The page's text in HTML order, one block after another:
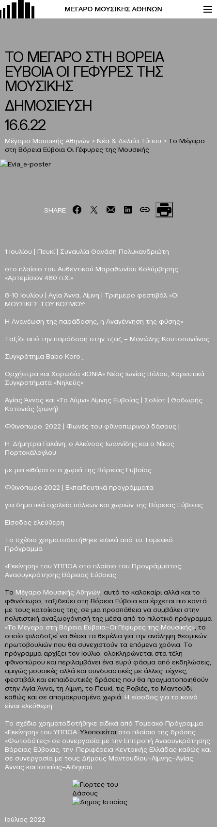
ΤΟ ΜΕΓΑΡΟ ΣΤΗ ΒΟΡΕΙΑ
ΕΥΒΟΙΑ ΟΙ ΓΕΦΥΡΕΣ ΤΗΣ
ΜΟΥΣΙΚΗΣ
ΔΗΜΟΣΙΕΥΣΗ
16.6.22
Μέγαρο Μουσικής Αθηνών > Νέα & Δελτία Τύπου > Το Μέγαρο
στη Βόρεια Εύβοια Οι Γέφυρες της Μουσικής
SHARE
1 Ιουλίου | Πευκί | Συναυλία Θανάση Πολυκανδριώτη
στο πλαίσιο του Aυθεντικού Μαραθωνίου Κολύμβησης
«Αρτεμίσιον 480 π.Χ.»
8-10 Ιουλίου | Αγία Άννα, Λίμνη | Τριήμερο φεστιβάλ «ΟΙ
ΜΟΥΣΙΚΕΣ ΤΟΥ ΚΟΣΜΟΥ:
Η Ανανέωση της παράδοσης, η Αναγέννηση της φύσης»
Ταξίδι από την παράδοση στην τζαζ – Μανώλης Κουτσουνάνος
Συγκρότημα Babo Koro
Ορχήστρα και Χορωδία «ΙΩΝΙΑ» Νέας Ιωνίας Βόλου, Χορευτικά
Συγκροτήματα «Νηλεύς»
Αγίας Άννας και «Το Λύμνι» Λίμνης Ευβοίας | Σολίστ | Θοδωρής
Κοτονιάς (φωνή)
Φθινόπωρο 2022 | Φωνές του φθινοπωρινού δάσους |
Η Δήμητρα Γαλάνη, ο Αλκίνοος Ιωαννίδης και ο Νίκος
Πορτοκάλογλου
με μια κιθάρα στα χωριά της Βόρειας Ευβοίας
Φθινόπωρο 2022 | Εκπαιδευτικά προγράμματα
για δημοτικά σχολεία πόλεων και χωριών της Βόρειας Εύβοιας
Είσοδος ελεύθερη
Το σχέδιο χρηματοδοτήθηκε ειδικά από το Τομεακό
Πρόγραμμα
«Εκκίνηση» του ΥΠΠΟΑ στο πλαίσιο του Προγράμματος
Ανασυγκρότησης Βόρειας Εύβοιας
To Μέγαρο Μουσικής Αθηνών , αυτό το καλοκαίρι αλλά και το
φθινόπωρο, ταξιδεύει στη Βόρεια Εύβοια και έρχεται πιο κοντά
με τους κατοίκους της, σε μια προσπάθεια να συμβάλει στην
πολιτιστική αναζωογόνησή της μέσα από το πιλοτικό πρόγραμμα
«Το Μέγαρο στη Βόρεια Εύβοια–Οι Γέφυρες της Μουσικής» , το
οποίο φιλοδοξεί να θέσει τα θεμέλια για την ανάληψη θεσμικών
πρωτοβουλιών που θα συνεχιστούν τα επόμενα χρόνια. Το
πρόγραμμα αρχίζει τον Ιούλιο, ολοκληρώνεται στα τέλη
φθινοπώρου και περιλαμβάνει ένα ευρύ φάσμα από εκδηλώσεις,
αμιγώς μουσικές αλλά και συνδυαστικές με άλλες τέχνες,
φεστιβάλ και εκπαιδευτικές δράσεις που θα πραγματοποιηθούν
στην Αγία Άννα, τη Λίμνη, το Πευκί, τις Ροβιές, το Μαντούδι
καθώς και σε απομακρυσμένα χωριά. Η είσοδος για το κοινό
είναι ελεύθερη.
Το σχέδιο χρηματοδοτήθηκε ειδικά από Τομεακό Πρόγραμμα
«Εκκίνηση» του ΥΠΠΟΑ . Υλοποιείται στο πλαίσιο της δράσης
«Φωτοδότες» σε συνεργασία με την Επιτροπή Ανασυγκρότησης
Βόρειας Εύβοιας, την Περιφέρεια Κεντρικής Ελλάδας καθώς και
σε συνεργασία με τους Δήμους Μαντουδίου–Λίμνης–Αγίας
Άννας και Ιστιαίας–Αιδηψού.
Ιούλιος 2022